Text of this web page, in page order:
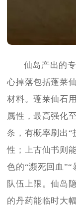
仙岛产出的
心掉落包括蓬莱
材料。蓬莱仙石
属性，最高强化
条，有概率刷出“
性；上古仙书则
色的“濒死回血
队伍上限。仙岛
的丹药能临时大